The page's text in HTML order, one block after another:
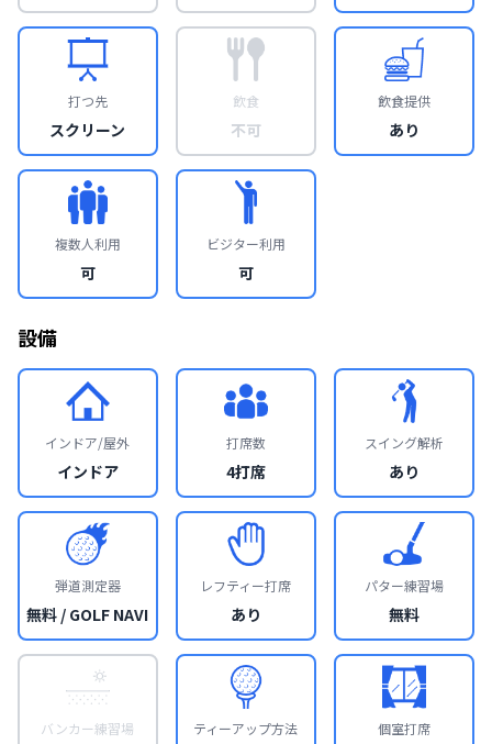
打つ先
スクリーン
飲食
不可
飲食提供
あり
複数人利用
可
ビジター利用
可
設備
インドア/屋外
インドア
打席数
4打席
スイング解析
あり
弾道測定器
無料 / GOLF NAVI
レフティー打席
あり
パター練習場
無料
バンカー練習場 ティーアップ方法 個室打席